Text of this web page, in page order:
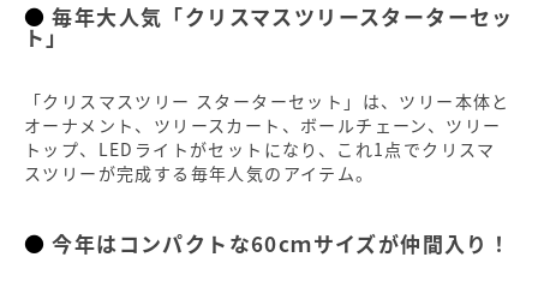
毎年大人気「クリスマスツリースターターセッ
ト」
「クリスマスツリー スターターセット」は、ツリー本体と
オーナメント、ツリースカート、ボールチェーン、ツリー
トップ、LEDライトがセットになり、これ1点でクリスマ
スツリーが完成する毎年人気のアイテム。
今年はコンパクトな60cｍサイズが仲間入り！